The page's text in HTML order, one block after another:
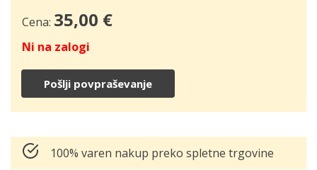
Cena: 35,00 €
Ni na zalogi
Pošlji povpraševanje
100% varen nakup preko spletne trgovine